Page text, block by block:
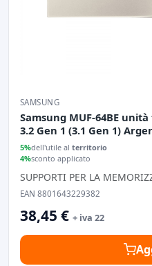
SAMSUNG
Samsung MUF-64BE unità
3.2 Gen 1 (3.1 Gen 1)
5%dell'utile al territorio
4%sconto applicato
SUPPORTI PER LA
EAN 8801643229382
38,45 € + iva 22